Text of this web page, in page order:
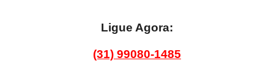
Ligue Agora:
(31) 99080-1485